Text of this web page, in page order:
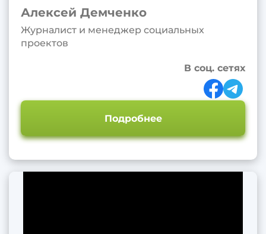
Алексей Демченко
Журналист и менеджер социальных
проектов
В соц. сетях
Подробнее